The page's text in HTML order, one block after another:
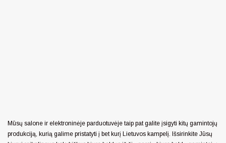
Mūsų salone ir elektroninėje parduotuvėje taip pat galite įsigyti kitų gamintojų
produkciją, kurią galime pristatyti į bet kurį Lietuvos kampelį. Išsirinkite Jūsų